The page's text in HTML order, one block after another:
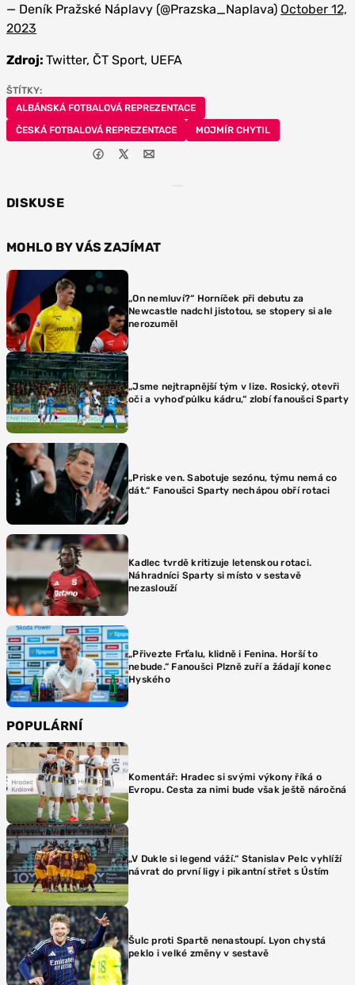
— Deník Pražské Náplavy (@Prazska_Naplava) October 12,
2023
Zdroj: Twitter, ČT Sport, UEFA
ŠTÍTKY:
ALBÁNSKÁ FOTBALOVÁ REPREZENTACE
ČESKÁ FOTBALOVÁ REPREZENTACE
MOJMÍR CHYTIL
DISKUSE
MOHLO BY VÁS ZAJÍMAT
„On nemluví?“ Horníček při debutu za
Newcastle nadchl jistotou, se stopery si ale
nerozuměl
„Jsme nejtrapnější tým v lize. Rosický, otevři
oči a vyhoď půlku kádru,“ zlobí fanoušci Sparty
„Priske ven. Sabotuje sezónu, týmu nemá co
dát.“ Fanoušci Sparty nechápou obří rotaci
Kadlec tvrdě kritizuje letenskou rotaci.
Náhradníci Sparty si místo v sestavě
nezaslouží
„Přivezte Frťalu, klidně i Fenina. Horší to
nebude.“ Fanoušci Plzně zuří a žádají konec
Hyského
POPULÁRNÍ
Komentář: Hradec si svými výkony říká o
Evropu. Cesta za nimi bude však ještě náročná
„V Dukle si legend váží.“ Stanislav Pelc vyhlíží
návrat do první ligy i pikantní střet s Ústím
Šulc proti Spartě nenastoupí. Lyon chystá
peklo i velké změny v sestavě